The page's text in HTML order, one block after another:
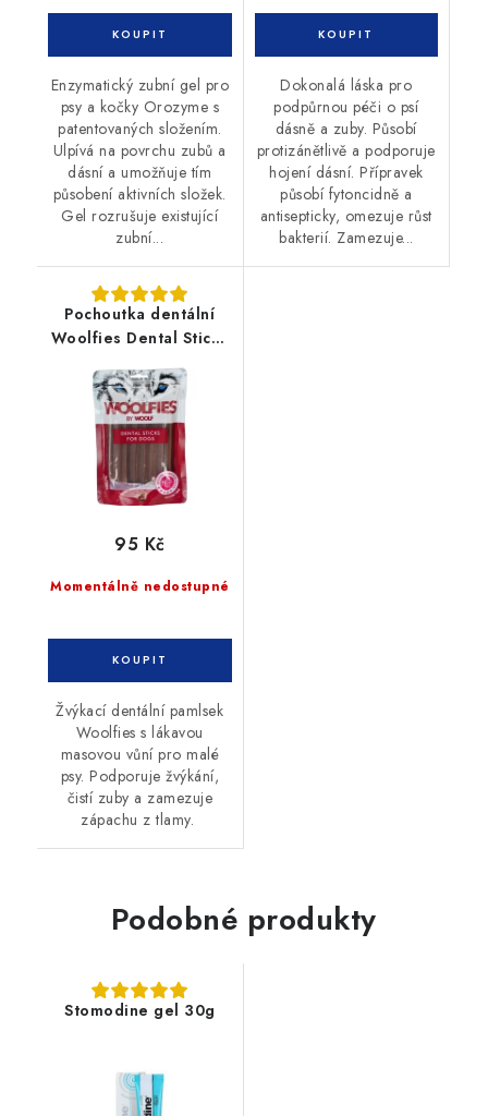
Enzymatický zubní gel pro
psy a kočky Orozyme s
patentovaných složením.
Ulpívá na povrchu zubů a
dásní a umožňuje tím
působení aktivních složek.
Gel rozrušuje existující
zubní...
Dokonalá láska pro
podpůrnou péči o psí
dásně a zuby. Působí
protizánětlivě a podporuje
hojení dásní. Přípravek
působí fytoncidně a
antisepticky, omezuje růst
bakterií. Zamezuje...
Pochoutka dentální
Woolfies Dental Sticks
Momentálně nedostupné
95 Kč
Žvýkací dentální pamlsek
Woolfies s lákavou
masovou vůní pro malé
psy. Podporuje žvýkání,
čistí zuby a zamezuje
zápachu z tlamy.
Podobné produkty
Stomodine gel 30g